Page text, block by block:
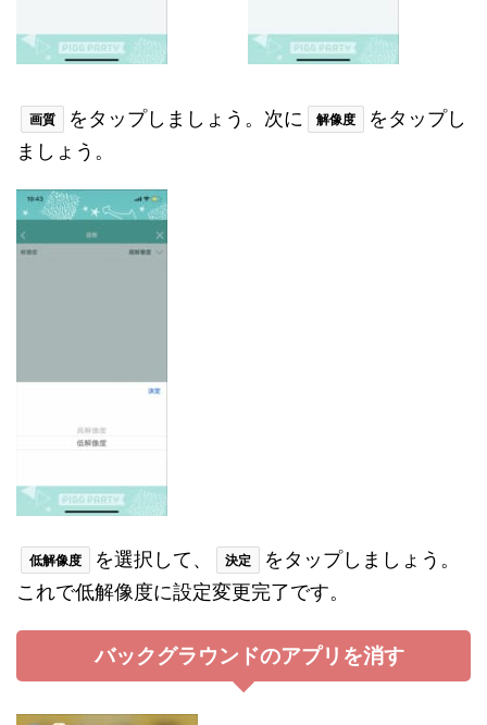
画質 をタップしましょう。次に 解像度
をタップし
ましょう。
低解像度 を選択して、 決定
をタップしましょう。
これで低解像度に設定変更完了です。
バックグラウンドのアプリを消す